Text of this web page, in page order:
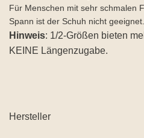
Für Menschen mit sehr schmalen
Spann ist der Schuh nicht geeignet.
Hinweis: 1/2-Größen bieten
KEINE Längenzugabe.
Hersteller